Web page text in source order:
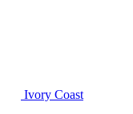
Ivory Coast